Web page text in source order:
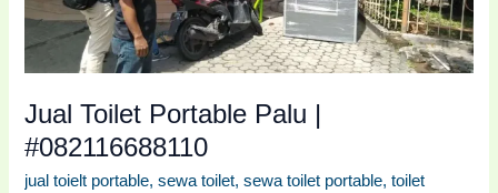
Jual Toilet Portable Palu |
#082116688110
jual toielt portable,sewa toilet,sewa toilet portable,toilet